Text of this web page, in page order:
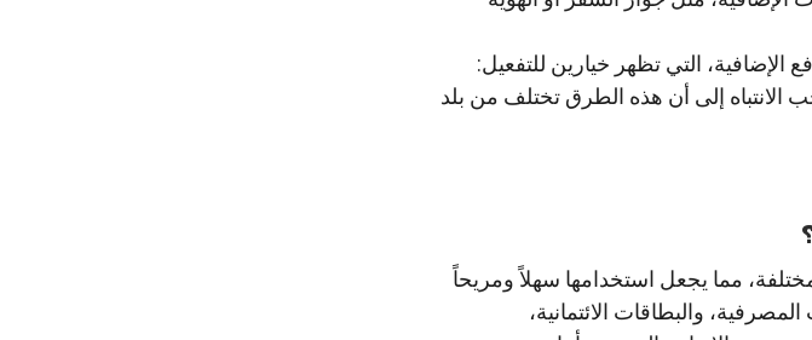
التي تظهر خيارين للتفعيل:
الانتباه إلى أن هذه الطرق تختلف من بلد
مما يجعل استخدامها سهلاً ومريحاً
والبطاقات الائتمانية،